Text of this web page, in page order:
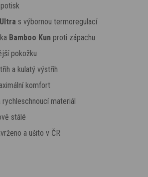
s výbornou termoregulací
Bamboo Kun proti zápachu
pokožku
a kulatý výstřih
komfort
rychleschnoucí materiál
stálé
a ušito v ČR